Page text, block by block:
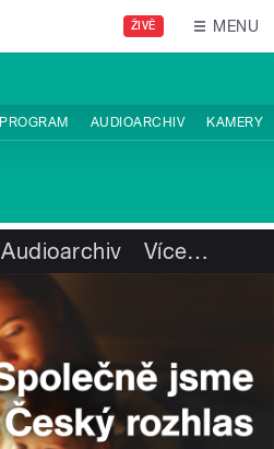
ŽIVĚ MENU
PROGRAM AUDIOARCHIV KAMERY
Audioarchiv Více…